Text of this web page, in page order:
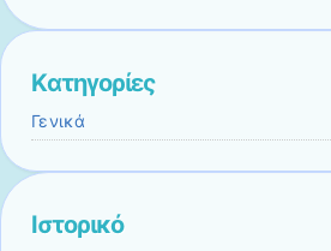
Kατηγορίες
Γενικά
Ιστορικό